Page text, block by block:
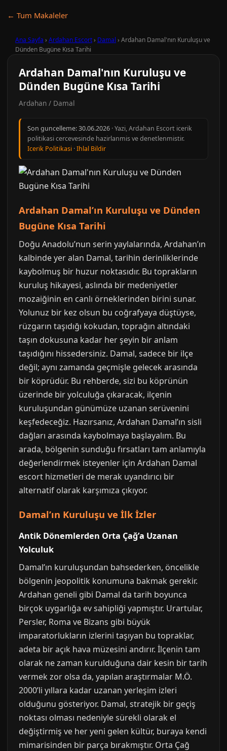
← Tum Makaleler
Ana Sayfa › Ardahan Escort› Damal › Ardahan Damal'nın Kuruluşu ve
Dünden Bugüne Kısa Tarihi
Ardahan Damal'nın Kuruluşu ve
Dünden Bugüne Kısa Tarihi
Ardahan / Damal
Son guncelleme:30.06.2026 · Yazi, Ardahan Escort icerik
politikasi cercevesinde hazirlanmis ve denetlenmistir.
Icerik Politikasi ·Ihlal Bildir
Ardahan Damal’ın Kuruluşu ve Dünden
Bugüne Kısa Tarihi
Doğu Anadolu’nun serin yaylalarında, Ardahan’ın
kalbinde yer alan Damal, tarihin derinliklerinde
kaybolmuş bir huzur noktasıdır. Bu toprakların
kuruluş hikayesi, aslında bir medeniyetler
mozaiğinin en canlı örneklerinden birini sunar.
Yolunuz bir kez olsun bu coğrafyaya düştüyse,
rüzgarın taşıdığı kokudan, toprağın altındaki
taşın dokusuna kadar her şeyin bir anlam
taşıdığını hissedersiniz. Damal, sadece bir ilçe
değil; aynı zamanda geçmişle gelecek arasında
bir köprüdür. Bu rehberde, sizi bu köprünün
üzerinde bir yolculuğa çıkaracak, ilçenin
kuruluşundan günümüze uzanan serüvenini
keşfedeceğiz. Hazırsanız, Ardahan Damal’ın sisli
dağları arasında kaybolmaya başlayalım. Bu
arada, bölgenin sunduğu fırsatları tam anlamıyla
değerlendirmek isteyenler için Ardahan Damal
escort hizmetleri de merak uyandırıcı bir
alternatif olarak karşımıza çıkıyor.
Damal’ın Kuruluşu ve İlk İzler
Antik Dönemlerden Orta Çağ’a Uzanan
Yolculuk
Damal’ın kuruluşundan bahsederken, öncelikle
bölgenin jeopolitik konumuna bakmak gerekir.
Ardahan geneli gibi Damal da tarih boyunca
birçok uygarlığa ev sahipliği yapmıştır. Urartular,
Persler, Roma ve Bizans gibi büyük
imparatorlukların izlerini taşıyan bu topraklar,
adeta bir açık hava müzesini andırır. İlçenin tam
olarak ne zaman kurulduğuna dair kesin bir tarih
vermek zor olsa da, yapılan araştırmalar M.Ö.
2000’li yıllara kadar uzanan yerleşim izleri
olduğunu gösteriyor. Damal, stratejik bir geçiş
noktası olması nedeniyle sürekli olarak el
değiştirmiş ve her yeni gelen kültür, buraya kendi
mimarisinden bir parça bırakmıştır. Orta Çağ